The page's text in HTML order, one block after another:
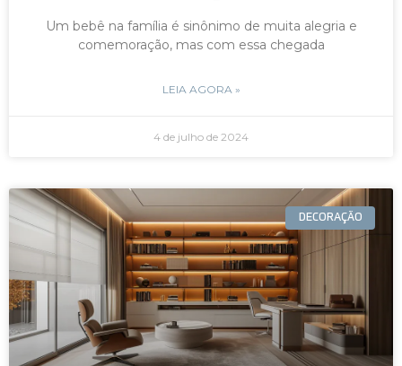
Um bebê na família é sinônimo de muita alegria e
comemoração, mas com essa chegada
LEIA AGORA »
4 de julho de 2024
DECORAÇÃO